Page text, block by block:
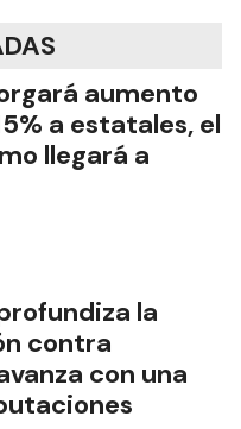
aumento
a estatales, el
llegará a
la
contra
con una